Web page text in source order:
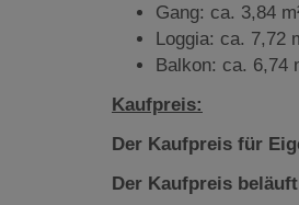
Gang: ca. 3,84
Loggia: ca. 7,72
Balkon: ca. 6,74
Kaufpreis:
Der Kaufpreis für
Der Kaufpreis